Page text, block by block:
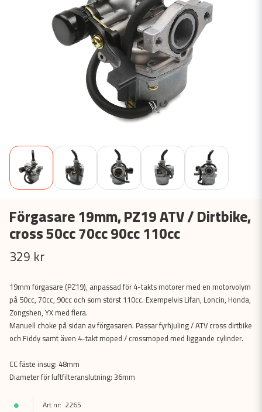
Förgasare 19mm, PZ19 ATV / Dirtbike,
cross 50cc 70cc 90cc 110cc
329 kr
19mm förgasare (PZ19), anpassad för 4-takts motorer med en motorvolym
på 50cc, 70cc, 90cc och som störst 110cc. Exempelvis Lifan, Loncin, Honda,
Zongshen, YX med flera.
Manuell choke på sidan av förgasaren. Passar fyrhjuling / ATV cross dirtbike
och Fiddy samt även 4-takt moped / crossmoped med liggande cylinder.
CC fäste insug: 48mm
Diameter för luftfilteranslutning: 36mm
2265